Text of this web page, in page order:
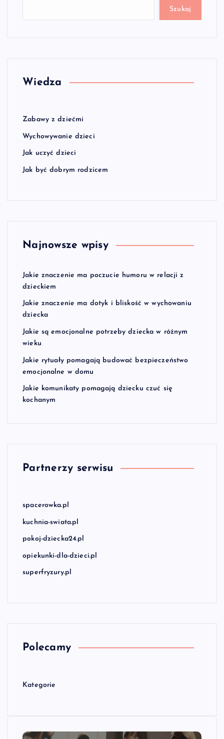
Szukaj
Wiedza
Zabawy z dziećmi
Wychowywanie dzieci
Jak uczyć dzieci
Jak być dobrym rodzicem
Najnowsze wpisy
Jakie znaczenie ma poczucie humoru w relacji z
dzieckiem
Jakie znaczenie ma dotyk i bliskość w wychowaniu
dziecka
Jakie są emocjonalne potrzeby dziecka w różnym
wieku
Jakie rytuały pomagają budować bezpieczeństwo
emocjonalne w domu
Jakie komunikaty pomagają dziecku czuć się
kochanym
Partnerzy serwisu
spacerowka.pl
kuchnia-swiata.pl
pokoj-dziecka24.pl
opiekunki-dla-dzieci.pl
superfryzury.pl
Polecamy
Kategorie